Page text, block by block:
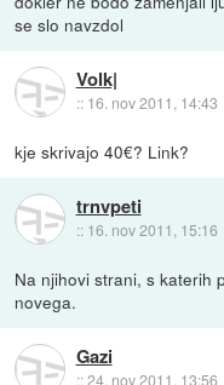
se slo navzdol
Volk|
:: 16. nov 2011, 14:43
kje skrivajo 40€? Link?
trnvpeti
:: 16. nov 2011, 15:16
Na njihovi strani, s katerih
novega.
Gazi
::24. nov 2011, 13:56